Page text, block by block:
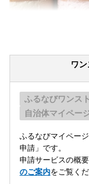
ワ
ふるなびワンス
自治体マイペー
ふるなびマイペー
申請」です。
申請サービスの概
のご案内をご覧くだ